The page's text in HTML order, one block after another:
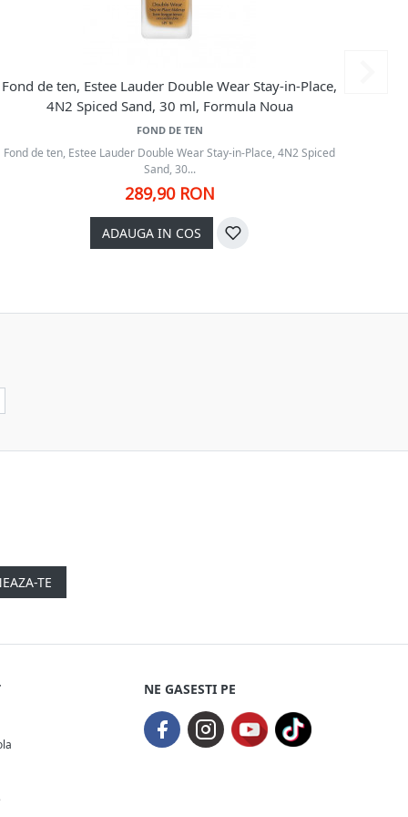
Fond de ten, Estee Lauder Double Wear Stay-in-Place,
4N2 Spiced Sand, 30 ml, Formula Noua
FOND DE TEN
Fond de ten, Estee Lauder Double Wear Stay-in-Place, 4N2 Spiced
Sand, 30...
289,90 RON
ADAUGA IN COS
TE
NE GASESTI PE